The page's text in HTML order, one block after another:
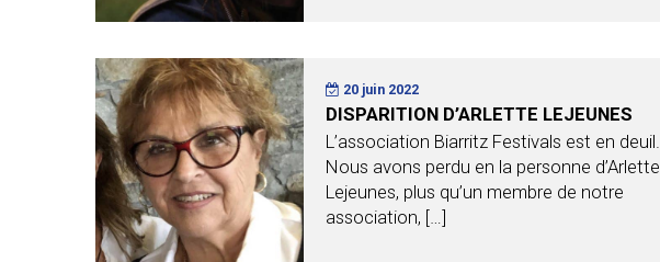
20 juin 2022
DISPARITION D’ARLETTE LEJEUNES
L’association Biarritz Festivals est en deuil.
Nous avons perdu en la personne d’Arlette
Lejeunes, plus qu’un membre de notre
association, […]